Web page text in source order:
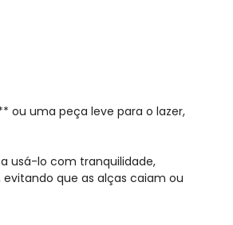
ou uma peça leve para o lazer,
usá-lo com tranquilidade,
que as alças caiam ou